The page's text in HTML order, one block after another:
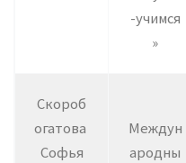
-учимся
»
Скороб
огатова
Софья
Междун
ародны